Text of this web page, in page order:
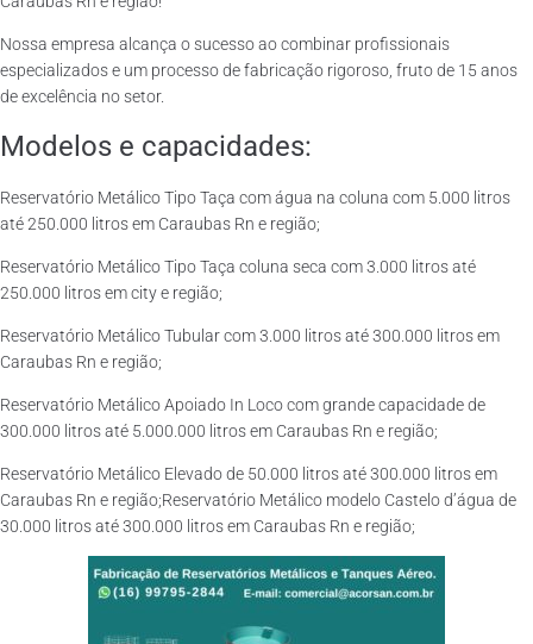
Nossa empresa alcança o sucesso ao combinar profissionais
especializados e um processo de fabricação rigoroso, fruto de 15 anos
de excelência no setor.
Modelos e capacidades:
Reservatório Metálico Tipo Taça com água na coluna com 5.000 litros
até 250.000 litros em Caraubas Rn e região;
Reservatório Metálico Tipo Taça coluna seca com 3.000 litros até
250.000 litros em city e região;
Reservatório Metálico Tubular com 3.000 litros até 300.000 litros em
Caraubas Rn e região;
Reservatório Metálico Apoiado In Loco com grande capacidade de
300.000 litros até 5.000.000 litros em Caraubas Rn e região;
Reservatório Metálico Elevado de 50.000 litros até 300.000 litros em
Caraubas Rn e região;Reservatório Metálico modelo Castelo d’água de
30.000 litros até 300.000 litros em Caraubas Rn e região;